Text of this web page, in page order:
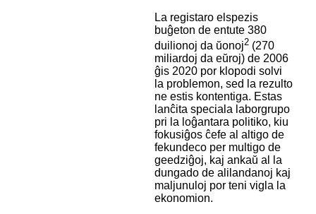
La registaro elspezis
buĝeton de entute 380
duilionoj da ŭonoj2(270
miliardoj da eŭroj) de 2006
ĝis 2020 por klopodi solvi
la problemon, sed la rezulto
ne estis kontentiga. Estas
lanĉita speciala laborgrupo
pri la loĝantara politiko, kiu
fokusiĝos ĉefe al altigo de
fekundeco per multigo de
geedziĝoj, kaj ankaŭ al la
dungado de alilandanoj kaj
maljunuloj por teni vigla la
ekonomion.